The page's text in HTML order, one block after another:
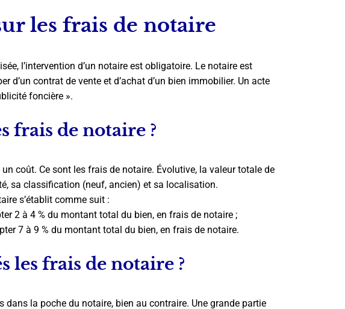
les frais de notaire
l’intervention d’un notaire est obligatoire. Le notaire est
d’un contrat de vente et d’achat d’un bien immobilier. Un acte
foncière ».
frais de notaire ?
coût. Ce sont les frais de notaire. Évolutive, la valeur totale de
sa classification (neuf, ancien) et sa localisation.
s’établit comme suit :
2 à 4 % du montant total du bien, en frais de notaire ;
7 à 9 % du montant total du bien, en frais de notaire.
les frais de notaire ?
dans la poche du notaire, bien au contraire. Une grande partie